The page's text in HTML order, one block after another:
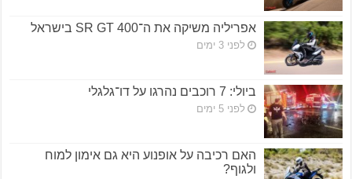
אפריליה משיקה את ה־SR GT 400 בישראל
לפני 3 ימים
ביולי: 7 רוכבים נהרגו על דו־גלגלי
לפני 5 ימים
האם רכיבה על אופנוע היא גם אימון למוח
ולגוף?